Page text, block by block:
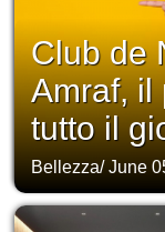
Club de
Amraf, il
tutto il
Bellezza/June